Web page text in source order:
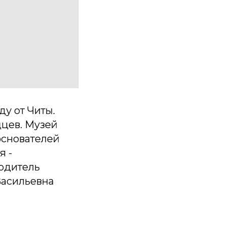
от Читы.
Музей
-